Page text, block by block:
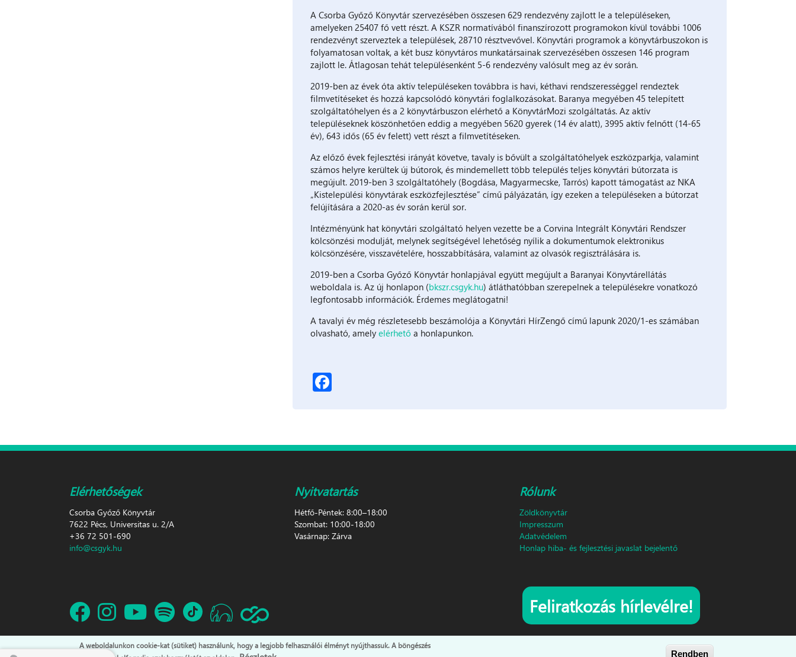
A Csorba Győző Könyvtár szervezésében összesen 629 rendezvény zajlott le a településeken,
amelyeken 25407 fő vett részt. A KSZR normatívából finanszírozott programokon kívül további 1006
rendezvényt szerveztek a települések, 28710 résztvevővel. Könyvtári programok a könyvtárbuszokon is
folyamatosan voltak, a két busz könyvtáros munkatársainak szervezésében összesen 146 program
zajlott le. Átlagosan tehát településenként 5-6 rendezvény valósult meg az év során.
2019-ben az évek óta aktív településeken továbbra is havi, kéthavi rendszerességgel rendeztek
filmvetítéseket és hozzá kapcsolódó könyvtári foglalkozásokat. Baranya megyében 45 telepített
szolgáltatóhelyen és a 2 könyvtárbuszon elérhető a KönyvtárMozi szolgáltatás. Az aktív
településeknek köszönhetően eddig a megyében 5620 gyerek (14 év alatt), 3995 aktív felnőtt (14-65
év), 643 idős (65 év felett) vett részt a filmvetítéseken.
Az előző évek fejlesztési irányát követve, tavaly is bővült a szolgáltatóhelyek eszközparkja, valamint
számos helyre kerültek új bútorok, és mindemellett több település teljes könyvtári bútorzata is
megújult. 2019-ben 3 szolgáltatóhely (Bogdása, Magyarmecske, Tarrós) kapott támogatást az NKA
„Kistelepülési könyvtárak eszközfejlesztése” című pályázatán, így ezeken a településeken a bútorzat
felújítására a 2020-as év során kerül sor.
Intézményünk hat könyvtári szolgáltató helyen vezette be a Corvina Integrált Könyvtári Rendszer
kölcsönzési modulját, melynek segítségével lehetőség nyílik a dokumentumok elektronikus
kölcsönzésére, visszavételére, hosszabbítására, valamint az olvasók regisztrálására is.
2019-ben a Csorba Győző Könyvtár honlapjával együtt megújult a Baranyai Könyvtárellátás
weboldala is. Az új honlapon (bkszr.csgyk.hu) átláthatóbban szerepelnek a településekre vonatkozó
legfontosabb információk. Érdemes meglátogatni!
A tavalyi év még részletesebb beszámolója a Könyvtári HírZengő című lapunk 2020/1-es számában
olvasható, amelyelérhető a honlapunkon.
Elérhetőségek
Csorba Győző Könyvtár
7622 Pécs, Universitas u. 2/A
+36 72 501-690
info@csgyk.hu
Nyitvatartás
Hétfő-Péntek: 8:00–18:00
Szombat: 10:00-18:00
Vasárnap: Zárva
Rólunk
Zöldkönyvtár
Impresszum
Adatvédelem
Honlap hiba- és fejlesztési javaslat bejelentő
Feliratkozás hírlevélre!
A weboldalunkon cookie-kat (sütiket) használunk, hogy a legjobb felhasználói élményt nyújthassuk. A böngészés
Rendben